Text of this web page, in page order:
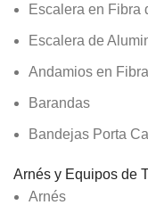
Escalera en Fibra
Escalera de
Andamios en
Barandas
Bandejas Porta
Arnés y Equipos de
Arnés